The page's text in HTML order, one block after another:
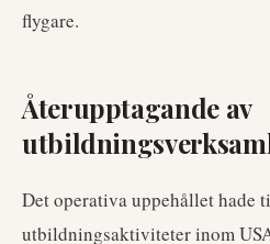
flygare.
Återupptagande av
Det operativa uppehållet
utbildningsaktiviteter inom